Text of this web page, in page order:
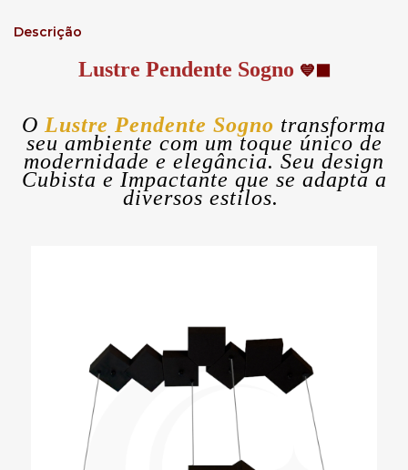
Descrição
Lustre Pendente Sogno 💙⬛
O Lustre Pendente Sogno transforma
seu ambiente com um toque único de
modernidade e elegância. Seu design
Cubista e Impactante que se adapta a
diversos estilos.